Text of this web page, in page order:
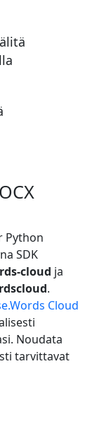
Python
SDK
cloud ja
.
Cloud
Noudata
tarvittavat